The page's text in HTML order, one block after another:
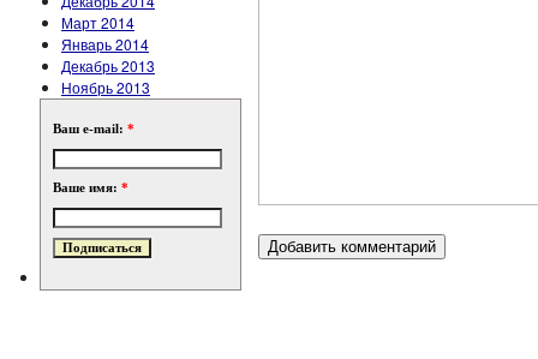
Март 2014
Январь 2014
Декабрь 2013
Ноябрь 2013
Ваш e-mail: *
Ваше имя: *